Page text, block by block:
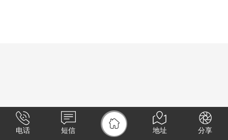
电话 短信 地址 分享